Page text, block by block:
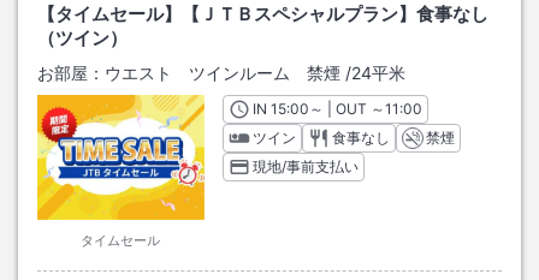
【タイムセール】【ＪＴＢスペシャルプラン】食事なし
（ツイン）
お部屋： ウエスト ツインルーム 禁煙 /24平米
タイムセール
INチェックイン
15:00 ～ | OUT チェックアウト
～11:00
ツイン
食事なし
禁煙
現地/事前支払い